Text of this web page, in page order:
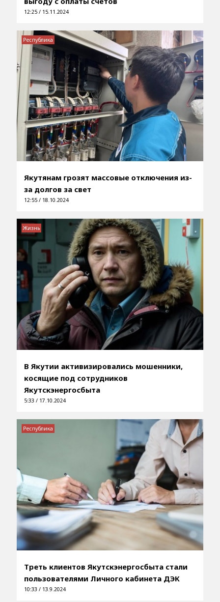
12:25 / 15.11.2024
Якутянам грозят массовые отключения из-
за долгов за свет
12:55 / 18.10.2024
Республика
В Якутии активизировались мошенники,
косящие под сотрудников
Якутскэнергосбыта
5:33 / 17.10.2024
Жизнь
Треть клиентов Якутскэнергосбыта стали
пользователями Личного кабинета ДЭК
10:33 / 13.9.2024
Республика